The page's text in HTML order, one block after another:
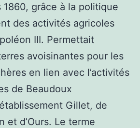
grâce à la politique
des activités agricoles
III. Permettait
avoisinantes pour les
en lien avec l’activités
de Beaudoux
Gillet, de
et d’Ours. Le terme